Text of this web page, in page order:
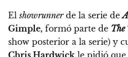
Elshowrunnerde la serie de
Gimple, formó parte de The
show posterior a la serie) y